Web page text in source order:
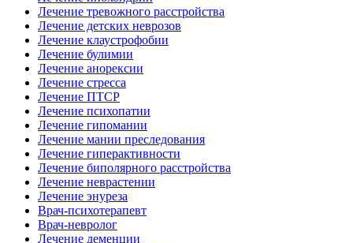
Лечение тревожного расстройства
Лечение детских неврозов
Лечение клаустрофобии
Лечение булимии
Лечение анорексии
Лечение стресса
Лечение ПТСР
Лечение психопатии
Лечение гипомании
Лечение мании преследования
Лечение гиперактивности
Лечение биполярного расстройства
Лечение неврастении
Лечение энуреза
Врач-психотерапевт
Врач-невролог
Лечение деменции